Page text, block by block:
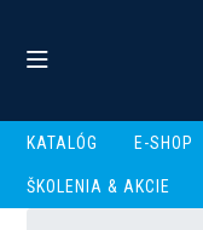
KATALÓG E-SHOP
ŠKOLENIA & AKCIE